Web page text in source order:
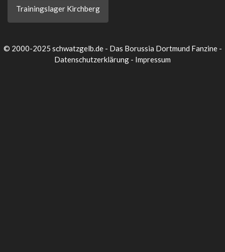
Trainingslager Kirchberg
© 2000-2025 schwatzgelb.de - Das Borussia Dortmund Fanzine -
Datenschutzerklärung - Impressum